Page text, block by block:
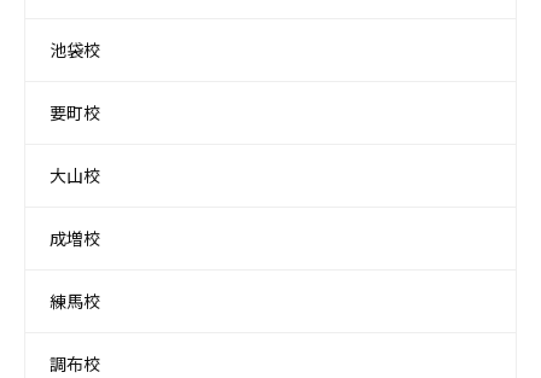
池袋校
要町校
大山校
成増校
練馬校
調布校